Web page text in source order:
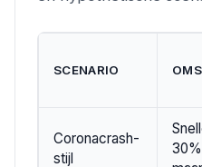
SCENARIO
Coronacrash-
stijl